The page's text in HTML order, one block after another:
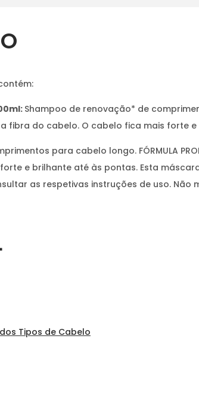
Shampoo de renovação* de
fibra do cabelo. O cabelo fica mais forte
para cabelo longo. FÓRMULA
e brilhante até às pontas. Esta
consultar as respetivas instruções de uso.
Tipos de Cabelo